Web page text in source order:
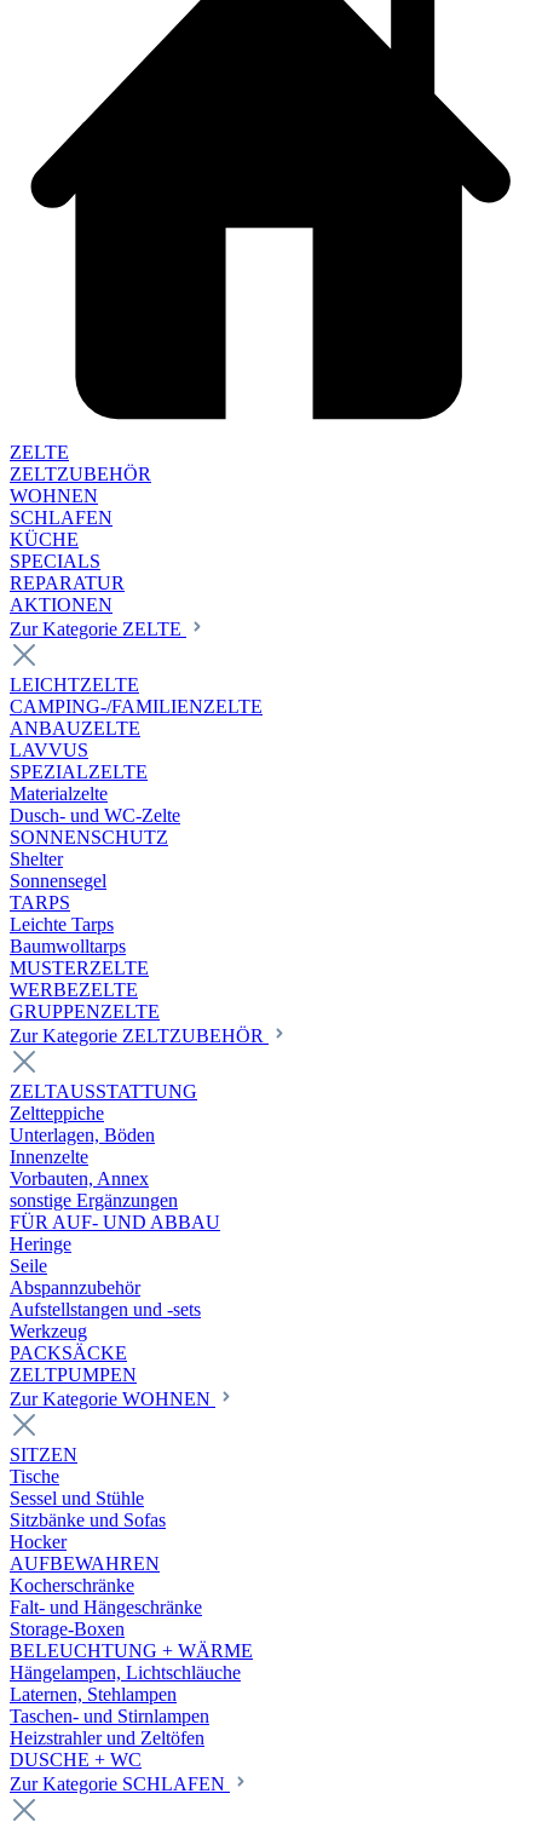
ZELTE
ZELTZUBEHÖR
WOHNEN
SCHLAFEN
KÜCHE
SPECIALS
REPARATUR
AKTIONEN
Zur Kategorie ZELTE
LEICHTZELTE
CAMPING-/FAMILIENZELTE
ANBAUZELTE
LAVVUS
SPEZIALZELTE
Materialzelte
Dusch- und WC-Zelte
SONNENSCHUTZ
Shelter
Sonnensegel
TARPS
Leichte Tarps
Baumwolltarps
MUSTERZELTE
WERBEZELTE
GRUPPENZELTE
Zur Kategorie ZELTZUBEHÖR
ZELTAUSSTATTUNG
Zeltteppiche
Unterlagen, Böden
Innenzelte
Vorbauten, Annex
sonstige Ergänzungen
FÜR AUF- UND ABBAU
Heringe
Seile
Abspannzubehör
Aufstellstangen und -sets
Werkzeug
PACKSÄCKE
ZELTPUMPEN
Zur Kategorie WOHNEN
SITZEN
Tische
Sessel und Stühle
Sitzbänke und Sofas
Hocker
AUFBEWAHREN
Kocherschränke
Falt- und Hängeschränke
Storage-Boxen
BELEUCHTUNG + WÄRME
Hängelampen, Lichtschläuche
Laternen, Stehlampen
Taschen- und Stirnlampen
Heizstrahler und Zeltöfen
DUSCHE + WC
Zur Kategorie SCHLAFEN